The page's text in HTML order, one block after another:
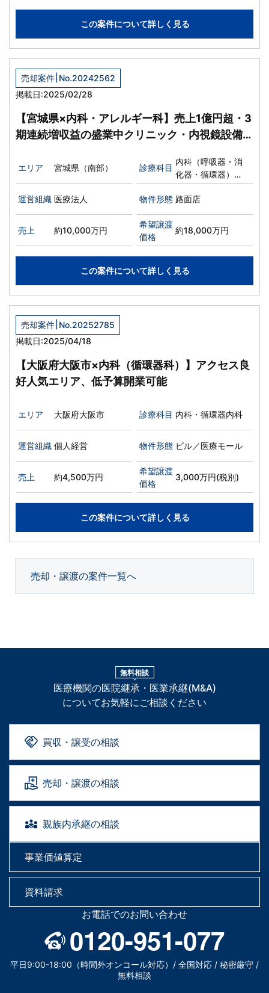
円）
この案件について詳しく見る
売却案件 No.20242562
掲載日:2025/02/28
【宮城県×内科・アレルギー科】売上1億円超・3
期連続増収益の盛業中クリニック・内視鏡設備あ
エリア 宮城県（南部） 診療科目
内科（呼吸器・消
化器・循環器）、
アレルギー科
運営組織 医療法人 物件形態 路面店
売上 約10,000万円
希望譲渡
価格
約18,000万円
この案件について詳しく見る
売却案件 No.20252785
掲載日:2025/04/18
【大阪府大阪市×内科（循環器科）】アクセス良
好人気エリア、低予算開業可能
エリア 大阪府大阪市 診療科目 内科・循環器内科
運営組織 個人経営 物件形態 ビル／医療モール
売上 約4,500万円
希望譲渡
価格
3,000万円(税別)
この案件について詳しく見る
売却・譲渡の案件一覧へ
無料相談
医療機関の医院継承・医業承継(M&A)
についてお気軽にご相談ください
買収・譲受の相談
売却・譲渡の相談
親族内承継の相談
事業価値算定
資料請求
お電話でのお問い合わせ
0120-951-077
平日9:00-18:00（時間外オンコール対応）/ 全国対応 / 秘密厳守 /
無料相談